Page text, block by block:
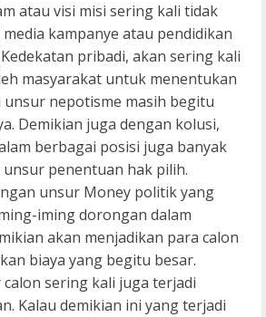
atau visi misi sering kali tidak
kampanye atau pendidikan
pribadi, akan sering kali
masyarakat untuk menentukan
unsur nepotisme masih begitu
Demikian juga dengan kolusi,
berbagai posisi juga banyak
penentuan hak pilih.
unsur Money politik yang
iming dorongan dalam
akan menjadikan para calon
biaya yang begitu besar.
sering kali juga terjadi
Kalau demikian ini yang terjadi